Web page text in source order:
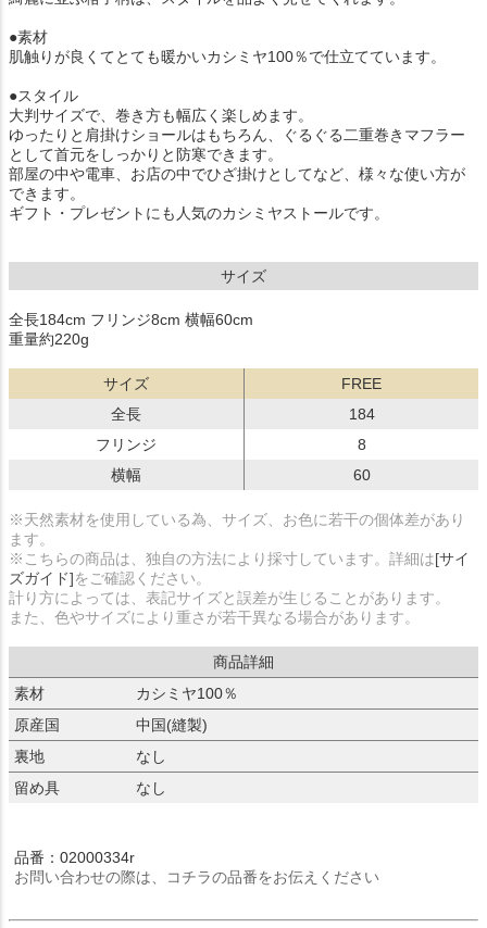
●素材
肌触りが良くてとても暖かいカシミヤ100％で仕立てています。
●スタイル
大判サイズで、巻き方も幅広く楽しめます。
ゆったりと肩掛けショールはもちろん、ぐるぐる二重巻きマフラー
として首元をしっかりと防寒できます。
部屋の中や電車、お店の中でひざ掛けとしてなど、様々な使い方が
できます。
ギフト・プレゼントにも人気のカシミヤストールです。
サイズ
全長184cm フリンジ8cm 横幅60cm
重量約220g
サイズ
FREE
全長
184
フリンジ
8
横幅
60
※天然素材を使用している為、サイズ、お色に若干の個体差があり
ます。
※こちらの商品は、独自の方法により採寸しています。詳細は[サイ
ズガイド]をご確認ください。
計り方によっては、表記サイズと誤差が生じることがあります。
また、色やサイズにより重さが若干異なる場合があります。
商品詳細
素材
カシミヤ100％
原産国
中国(縫製)
裏地
なし
留め具
なし
品番：02000334r
お問い合わせの際は、コチラの品番をお伝えください